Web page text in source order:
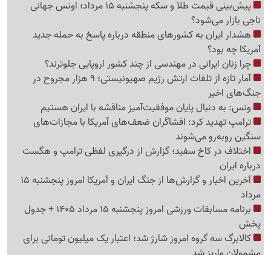
پیش‌بینی قیمت طلا و سکه پنجشنبه 15 مرداد؛ اونس جهانی
ناجی بازار می‌شود؟
هشدار ایران به کشورهای منطقه درباره پاسخ به حمله جدید
آمریکا چه بود؟
چرا زنان ایرانی در مهندسی از چند کشور اروپایی جلوترند؟
آمار تازه از تلفات ارتش رژیم صهیونیستی؛ 9 هزار مجروح در
جنگ‌های اخیر
ونس: به دنبال پایان موفقیت‌آمیز مناقشه با ایران هستیم
ترامپ تهدید کرد: افشاگران ضعف‌های آمریکا با مجازات‌های
سنگین روبه‌رو می‌شوند
اختلاف در کاخ سفید؛ گزارش از درگیری لفظی ترامپ و هگست
درباره ایران
آخرین اخبار و گزارش‌ها از جنگ ایران و آمریکا امروز پنجشنبه 15
مرداد
برنامه مسابقات ورزشی امروز پنجشنبه 15 مرداد 1405 + جدول
پخش
کالابرگ سه گروه امروز شارژ شد؛ اعتبار یک میلیون تومانی برای